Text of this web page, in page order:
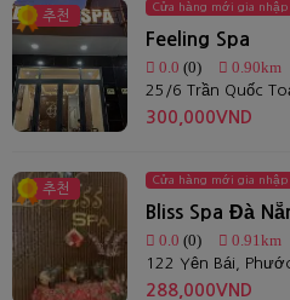
추천
Cửa hàng mới gia nhập
Feeling Spa
0.0 (0) 0.90km
300,000VND
추천
Cửa hàng mới gia nhập
Bliss Spa Đà
0.0 (0) 0.91km
288,000VND